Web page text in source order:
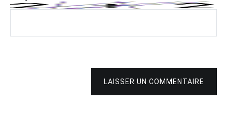
LAISSER UN COMMENTAIRE